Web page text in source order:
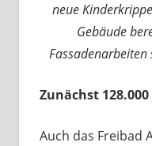
neue
Gebäude
Zunächst
Auch das Freibad